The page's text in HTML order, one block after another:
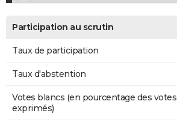
Bricolage
Television
Participation au scrutin
Taux de participation
Taux d'abstention
Votes blancs (en pourcentage des votes
exprimés)